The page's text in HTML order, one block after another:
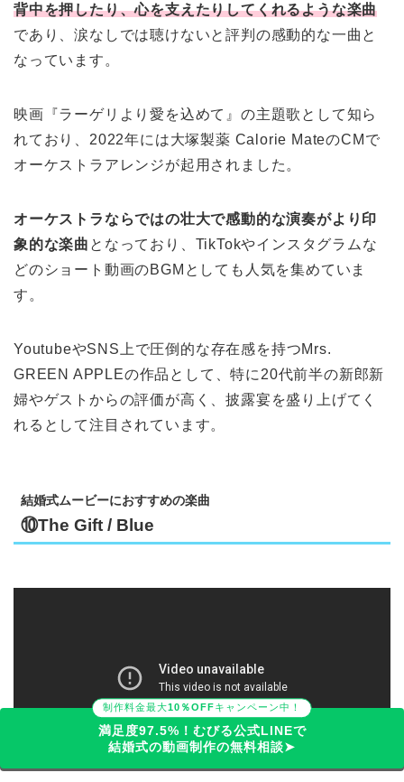
背中を押したり、心を支えたりしてくれるような楽曲
であり、涙なしでは聴けないと評判の感動的な一曲と
なっています。
映画『ラーゲリより愛を込めて』の主題歌として知ら
れており、2022年には大塚製薬 Calorie MateのCMで
オーケストラアレンジが起用されました。
オーケストラならではの壮大で感動的な演奏がより印
象的な楽曲 となっており、TikTokやインスタグラムな
どのショート動画のBGMとしても人気を集めていま
す。
YoutubeやSNS上で圧倒的な存在感を持つMrs.
GREEN APPLEの作品として、特に20代前半の新郎新
婦やゲストからの評価が高く、披露宴を盛り上げてく
れるとして注目されています。
結婚式ムービーにおすすめの楽曲
⑩The Gift / Blue
制作料金最大10％OFFキャンペーン中！
満足度97.5%！むびる公式LINEで
結婚式の動画制作の無料相談➤